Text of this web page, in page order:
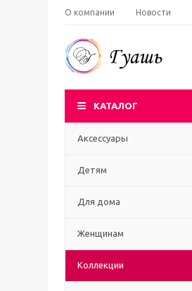
О компании Новости
КАТАЛОГ
Аксессуары
Детям
Для дома
Женщинам
Коллекции